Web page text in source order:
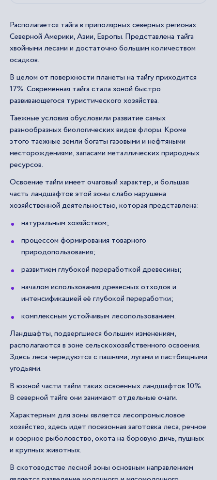
Располагается тайга в приполярных северных регионах
Северной Америки, Азии, Европы. Представлена тайга
хвойными лесами и достаточно большим количеством
осадков.
В целом от поверхности планеты на тайгу приходится
17%. Современная тайга стала зоной быстро
развивающегося туристического хозяйства.
Таежные условия обусловили развитие самых
разнообразных биологических видов флоры. Кроме
этого таежные земли богаты газовыми и нефтяными
месторождениями, запасами металлических природных
ресурсов.
Освоение тайги имеет очаговый характер, и большая
часть ландшафтов этой зоны слабо нарушена
хозяйственной деятельностью, которая представлена:
натуральным хозяйством;
процессом формирования товарного
природопользования;
развитием глубокой переработкой древесины;
началом использования древесных отходов и
интенсификацией её глубокой переработки;
комплексным устойчивым лесопользованием.
Ландшафты, подвергшиеся большим изменениям,
располагаются в зоне сельскохозяйственного освоения.
Здесь леса чередуются с пашнями, лугами и пастбищными
угодьями.
В южной части тайги таких освоенных ландшафтов 10%.
В северной тайге они занимают отдельные очаги.
Характерным для зоны является лесопромысловое
хозяйство, здесь идет посезонная заготовка леса, речное
и озерное рыболовство, охота на боровую дичь, пушных
и крупных животных.
В скотоводстве лесной зоны основным направлением